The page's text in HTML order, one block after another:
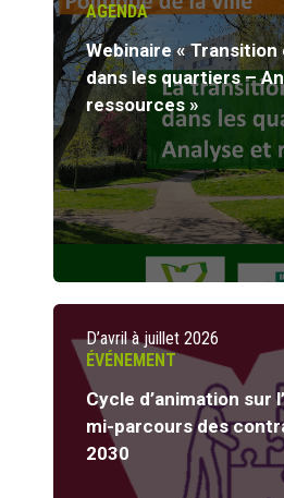
AGENDA
Webinaire « Transition
dans les quartiers –
ressources »
D’avril à juillet 2026
ÉVÉNEMENT
Cycle d’animation sur
mi-parcours des
2030